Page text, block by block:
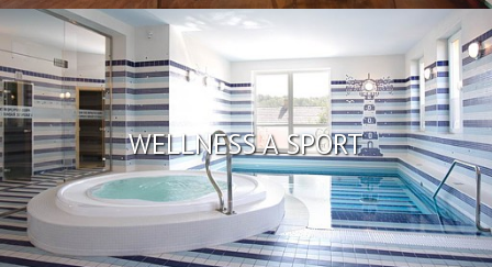
WELLNESS A SPORT